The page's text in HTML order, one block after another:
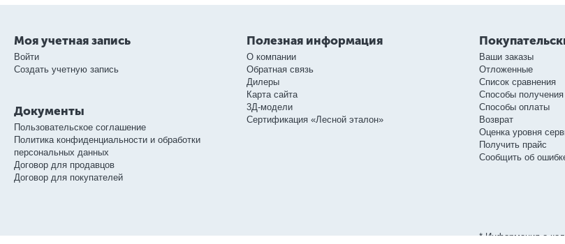
Моя учетная запись
Войти
Создать учетную запись
Документы
Пользовательское соглашение
Политика конфиденциальности и обработки
персональных данных
Договор для продавцов
Договор для покупателей
Полезная информация
О компании
Обратная связь
Дилеры
Карта сайта
3Д-модели
Сертификация «Лесной эталон»
Ваши заказы
Отложенные
Список сравнения
Способы получения
Способы оплаты
Возврат
Оценка уровня
Получить прайс
Сообщить об
* Информация о